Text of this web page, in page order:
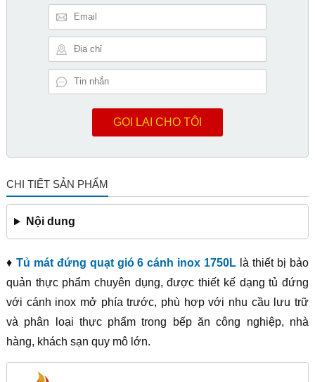
GỌI LẠI CHO TÔI
CHI TIẾT SẢN PHẨM
Nội dung
♦ Tủ mát đứng quạt gió 6 cánh inox 1750L là thiết bị bảo
quản thực phẩm chuyên dụng, được thiết kế dạng tủ đứng
với cánh inox mở phía trước, phù hợp với nhu cầu lưu trữ
và phân loại thực phẩm trong bếp ăn công nghiệp, nhà
hàng, khách sạn quy mô lớn.